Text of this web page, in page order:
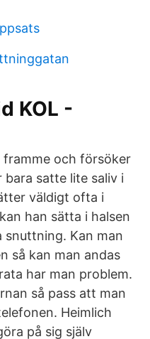
KOL -
framme och försöker
bara satte lite saliv i
väldigt ofta i
han sätta i halsen
snuttning. Kan man
så kan man andas
har man problem.
så pass att man
Heimlich
på sig själv